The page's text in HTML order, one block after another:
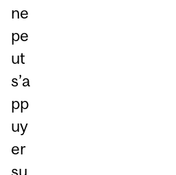
ne
pe
ut
s’a
pp
uy
er
su